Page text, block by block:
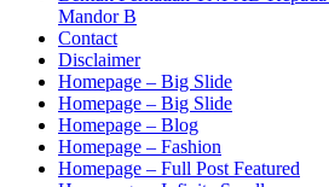
Mandor B
Contact
Disclaimer
Homepage – Big Slide
Homepage – Big Slide
Homepage – Blog
Homepage – Fashion
Homepage – Full Post Featured